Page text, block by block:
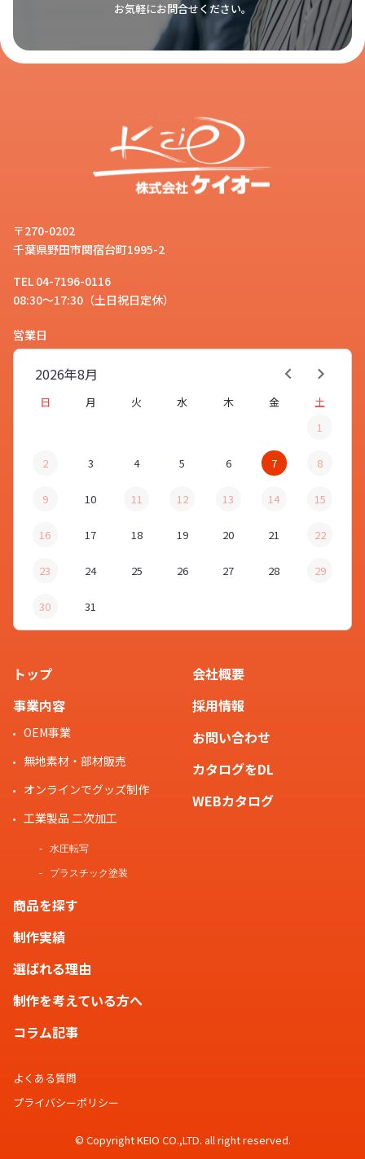
お気軽にお問合せください。
〒270-0202
千葉県野田市関宿台町1995-2
TEL 04-7196-0116
08:30～17:30（土日祝日定休）
営業日
8月
2026年
日 月 火 水 木 金
土
1
2 3 4 5 6 7 8
9 10 11 12 13 14 15
16 17 18 19 20 21 22
23 24 25 26 27 28 29
30 31
トップ
事業内容
OEM事業
無地素材・部材販売
オンラインでグッズ制作
工業製品 二次加工
水圧転写
プラスチック塗装
商品を探す
制作実績
選ばれる理由
制作を考えている方へ
コラム記事
会社概要
採用情報
お問い合わせ
カタログをDL
WEBカタログ
よくある質問
プライバシーポリシー
© Copyright KEIO CO.,LTD. all right reserved.